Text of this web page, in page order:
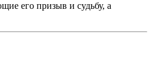
его призыв и судьбу, а